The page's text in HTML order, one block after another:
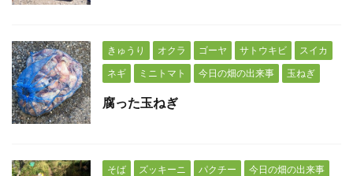
きゅうり オクラ ゴーヤ サトウキビ
スイカ
ネギ
ミニトマト 今日の畑の出来事 玉ねぎ
腐った玉ねぎ
そば ズッキーニ パクチー
今日の畑の出来事